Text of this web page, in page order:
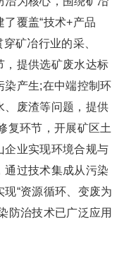
覆盖“技术+产品
矿冶行业的采、
，提供选矿废水达标
染产生;在中端控制环
、废渣等问题，提供
复环节，开展矿区土
企业实现环境合规与
通过技术集成从污染
“资源循环、变废为
防治技术已广泛应用